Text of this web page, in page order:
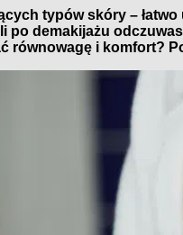
typów skóry –
demakijażu
równowagę i komfort?